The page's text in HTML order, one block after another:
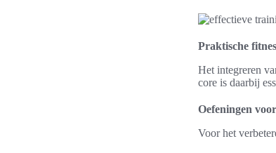
Praktische
Het integreren
core is daarbij
Oefeningen
Voor het